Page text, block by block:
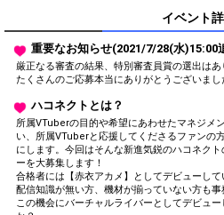
Close
イベント
重要なお知らせ(2021/7/28(水)15:00
厳正なる審査の結果、特別審査員賞の選出はあ
たくさんのご応募本当にありがとうございまし
ハコネクトとは？
所属VTuberの目的や希望にあわせたマネジメ
い、所属VTuberと応援してくださるファンの
にします。今回はそんな新進気鋭のハコネク
ーを大募集します！
合格者には【赤衣アカメ】としてデビューして
配信知識が無い方、機材が揃っていない方も事
この機会にバーチャルライバーとしてデビュ